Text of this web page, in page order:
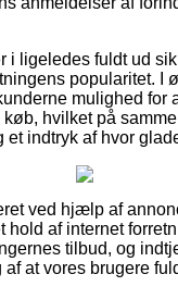
i ligeledes fuldt ud
popularitet. I
mulighed for
hvilket på
et indtryk af hvor
ved hjælp af
hold af internet
tilbud, og
at vores brugere